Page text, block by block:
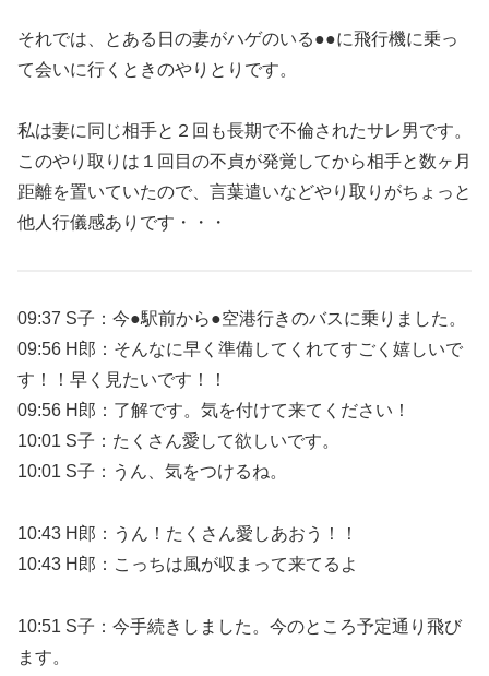
それでは、とある日の妻がハゲのいる●●に飛行機に乗っ
て会いに行くときのやりとりです。
私は妻に同じ相手と２回も長期で不倫されたサレ男です。
このやり取りは１回目の不貞が発覚してから相手と数ヶ月
距離を置いていたので、言葉遣いなどやり取りがちょっと
他人行儀感ありです・・・
09:37 S子：今●駅前から●空港行きのバスに乗りました。
09:56 H郎：そんなに早く準備してくれてすごく嬉しいで
す！！早く見たいです！！
09:56 H郎：了解です。気を付けて来てください！
10:01 S子：たくさん愛して欲しいです。
10:01 S子：うん、気をつけるね。
10:43 H郎：うん！たくさん愛しあおう！！
10:43 H郎：こっちは風が収まって来てるよ
10:51 S子：今手続きしました。今のところ予定通り飛び
ます。